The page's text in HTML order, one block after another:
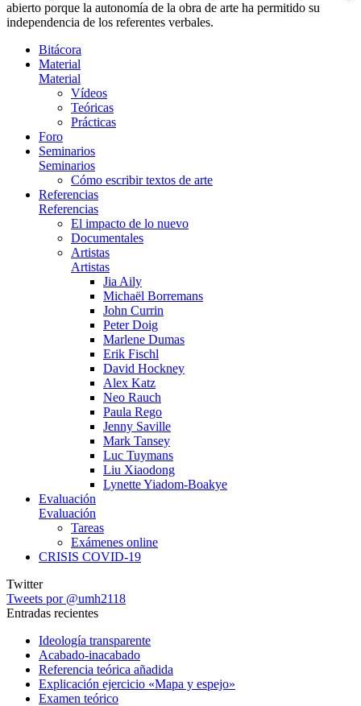
abierto porque la autonomía de la obra de arte ha permitido su
independencia de los referentes verbales.
Bitácora
Material
Material
Vídeos
Teóricas
Prácticas
Foro
Seminarios
Seminarios
Cómo escribir textos de arte
Referencias
Referencias
El impacto de lo nuevo
Documentales
Artistas
Artistas
Jia Aily
Michaël Borremans
John Currin
Peter Doig
Marlene Dumas
Erik Fischl
David Hockney
Alex Katz
Neo Rauch
Paula Rego
Jenny Saville
Mark Tansey
Luc Tuymans
Liu Xiaodong
Lynette Yiadom-Boakye
Evaluación
Evaluación
Tareas
Exámenes online
CRISIS COVID-19
Twitter
Tweets por @umh2118
Entradas recientes
Ideología transparente
Acabado-inacabado
Referencia teórica añadida
Explicación ejercicio «Mapa y espejo»
Examen teórico